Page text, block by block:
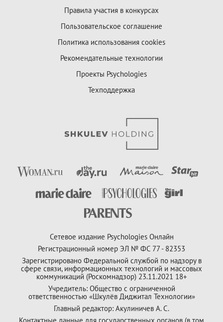
Правила участия в конкурсах
Пользовательское соглашение
Политика использования cookies
Рекомендательные технологии
Проекты Psychologies
Техподдержка
Сетевое издание Psychologies Онлайн
Регистрационный номер ЭЛ № ФС 77 - 82353
Зарегистрировано Федеральной службой по надзору в
сфере связи, информационных технологий и массовых
коммуникаций (Роскомнадзор) 23.11.2021 18+
Учредитель: Общество с ограниченной
ответственностью «Шкулёв Диджитал Технологии»
Главный редактор: Акулиничев А. С.